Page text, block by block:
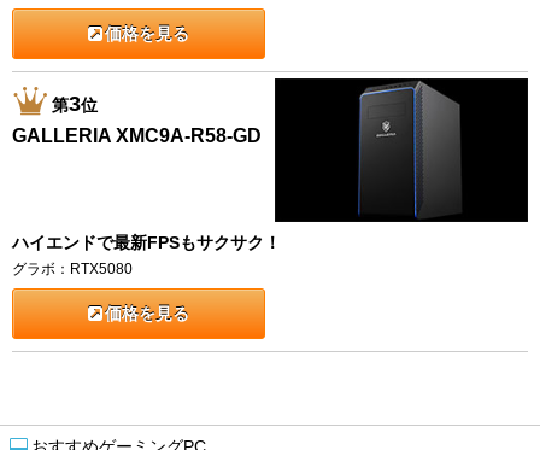
おすすめゲーミングPC
価格を見る
第3位
GALLERIA XMC9A-R58-GD
ハイエンドで最新FPSもサクサク！
グラボ：RTX5080
価格を見る